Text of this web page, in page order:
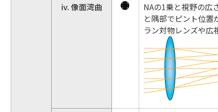
iv. 像面湾曲
NAの1乗と視野の広
と隅部でピント位置
ラン対物レンズや広